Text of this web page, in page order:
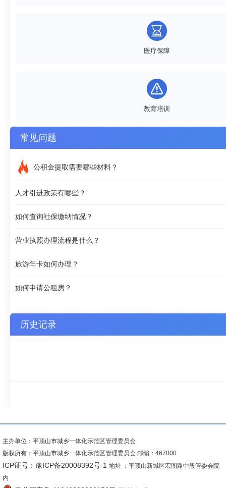
医疗保障
教育培训
常见问题
公积金提取需要哪些材料？
人才引进政策有哪些？
如何查询社保缴纳情况？
营业执照办理流程是什么？
旅游年卡如何办理？
如何申请公租房？
历史记录
主办单位：平顶山市城乡一体化示范区管理委员会
版权所有：平顶山市城乡一体化示范区管理委员会 邮编：467000
ICP证号：豫ICP备20008392号-1 地址 ：平顶山新城区宏图路中段管委会院
内